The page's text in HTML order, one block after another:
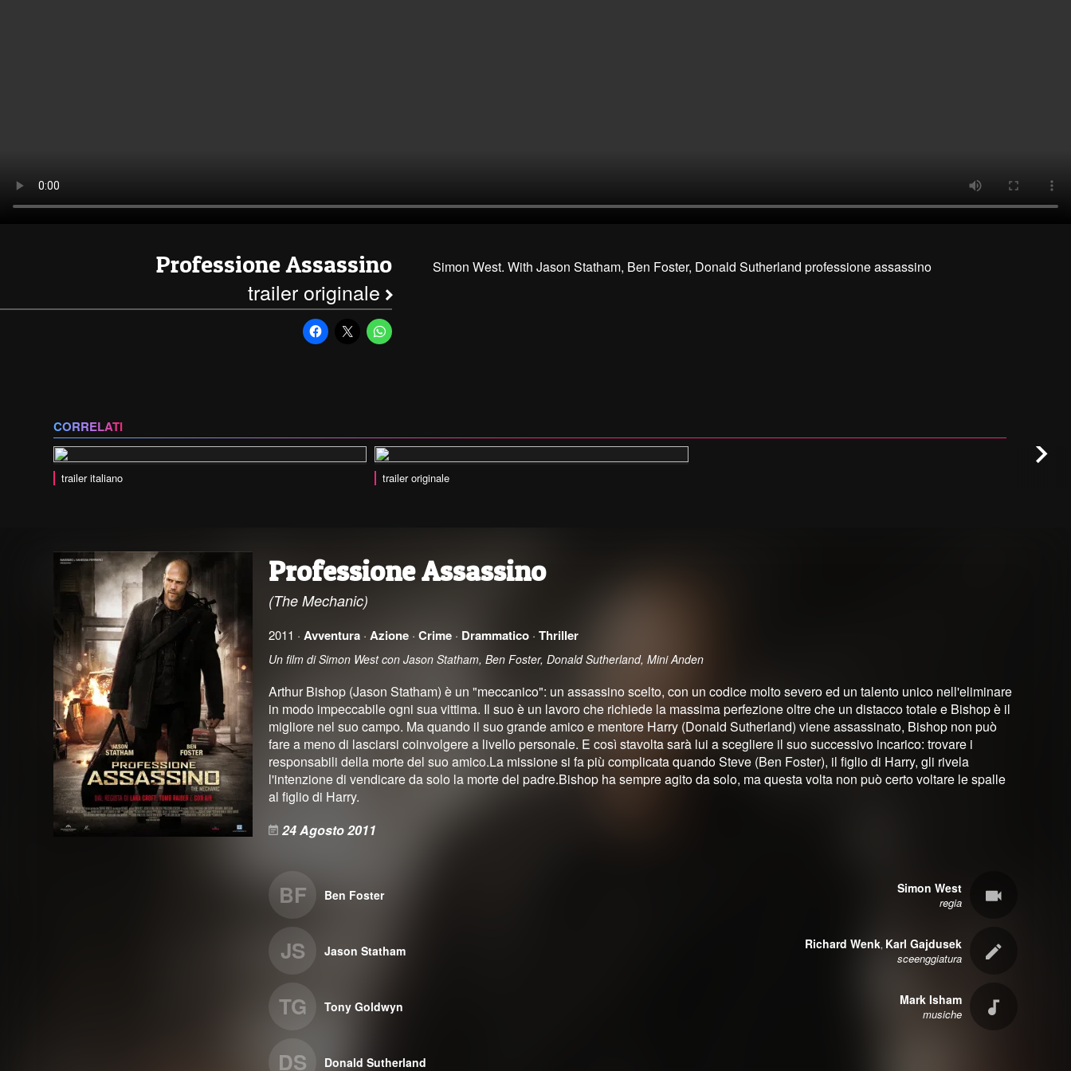
Professione Assassino
trailer originale
Simon West. With Jason Statham, Ben Foster, Donald Sutherland professione assassino
CORRELATI
trailer italiano trailer originale
Professione Assassino
(The Mechanic)
2011 · Avventura ·Azione ·Crime · Drammatico ·Thriller
Un film di Simon West con Jason Statham, Ben Foster, Donald Sutherland, Mini Anden
Arthur Bishop (Jason Statham) è un "meccanico": un assassino scelto, con un codice molto severo ed un talento unico nell'eliminare
in modo impeccabile ogni sua vittima. Il suo è un lavoro che richiede la massima perfezione oltre che un distacco totale e Bishop è il
migliore nel suo campo. Ma quando il suo grande amico e mentore Harry (Donald Sutherland) viene assassinato, Bishop non può
fare a meno di lasciarsi coinvolgere a livello personale. E così stavolta sarà lui a scegliere il suo successivo incarico: trovare i
responsabili della morte del suo amico.La missione si fa più complicata quando Steve (Ben Foster), il figlio di Harry, gli rivela
l'intenzione di vendicare da solo la morte del padre.Bishop ha sempre agito da solo, ma questa volta non può certo voltare le spalle
al figlio di Harry.
24 Agosto 2011
BF Ben Foster
JS Jason Statham
TG Tony Goldwyn
DS Donald Sutherland
Simon West
regia
Richard Wenk, Karl Gajdusek
sceenggiatura
Mark Isham
musiche